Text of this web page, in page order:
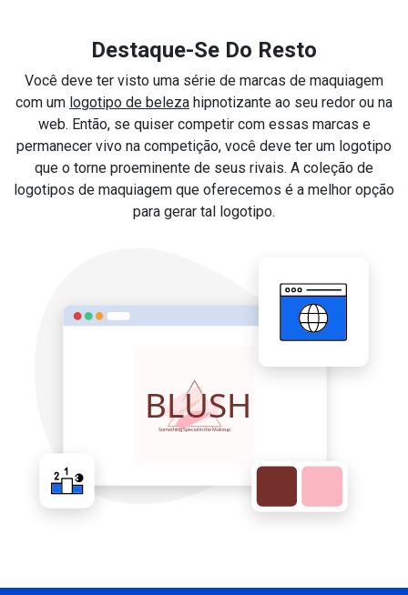
Destaque-Se Do Resto
Você deve ter visto uma série de marcas de maquiagem
com um logotipo de beleza hipnotizante ao seu redor ou na
web. Então, se quiser competir com essas marcas e
permanecer vivo na competição, você deve ter um logotipo
que o torne proeminente de seus rivais. A coleção de
logotipos de maquiagem que oferecemos é a melhor opção
para gerar tal logotipo.